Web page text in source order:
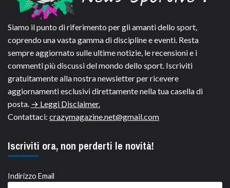
Siamo il punto di riferimento per gli amanti dello sport,
coprendo una vasta gamma di discipline e eventi. Resta
sempre aggiornato sulle ultime notizie, le recensioni e i
commenti più discussi del mondo dello sport. Iscriviti
gratuitamente alla nostra newsletter per ricevere
aggiornamenti esclusivi direttamente nella tua casella di
posta. → Leggi Disclaimer.
Contattaci: crazymagazine.net@gmail.com
Iscriviti ora, non perderti le novità!
Indirizzo Email